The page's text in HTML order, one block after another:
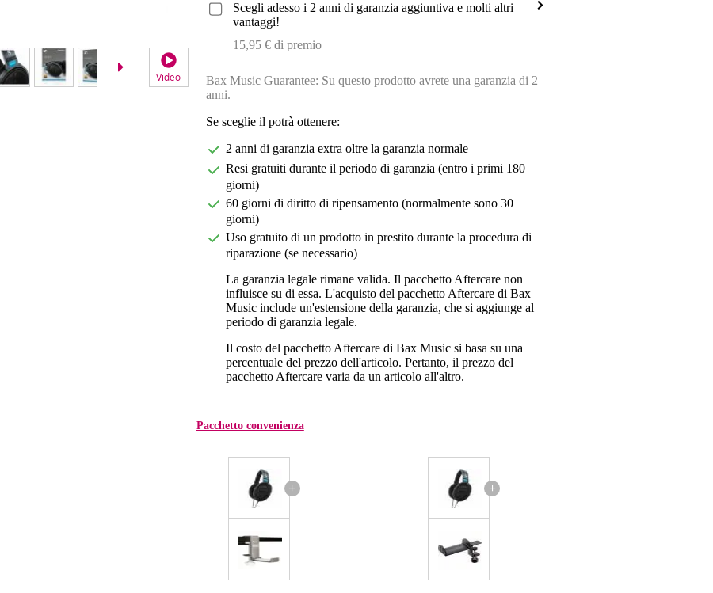
Video
Scegli adesso i 2 anni di garanzia aggiuntiva e molti altri
vantaggi!
15,95 € di premio
Bax Music Guarantee: Su questo prodotto avrete una garanzia di 2
anni.
Se sceglie il potrà ottenere:
2 anni di garanzia extra oltre la garanzia normale
Resi gratuiti durante il periodo di garanzia (entro i primi 180
giorni)
60 giorni di diritto di ripensamento (normalmente sono 30
giorni)
Uso gratuito di un prodotto in prestito durante la procedura di
riparazione (se necessario)
La garanzia legale rimane valida. Il pacchetto Aftercare non
influisce su di essa. L'acquisto del pacchetto Aftercare di Bax
Music include un'estensione della garanzia, che si aggiunge al
periodo di garanzia legale.
Il costo del pacchetto Aftercare di Bax Music si basa su una
percentuale del prezzo dell'articolo. Pertanto, il prezzo del
pacchetto Aftercare varia da un articolo all'altro.
Pacchetto convenienza
+ +